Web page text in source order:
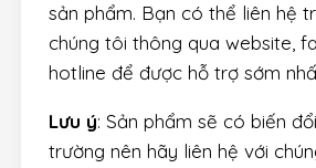
sản phẩm. Bạn có thể liên hệ
chúng tôi thông qua website,
hotline để được hỗ trợ sớm
Lưu ý: Sản phẩm sẽ có biến
trường nên hãy liên hệ với